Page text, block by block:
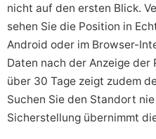
nicht auf den ersten Blick.
sehen Sie die Position in
Android oder im Browser-
Daten nach der Anzeige der
über 30 Tage zeigt zudem
Suchen Sie den Standort
Sicherstellung übernimmt